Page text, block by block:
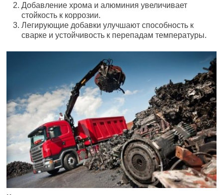
Добавление хрома и алюминия увеличивает
стойкость к коррозии.
Легирующие добавки улучшают способность к
сварке и устойчивость к перепадам температуры.